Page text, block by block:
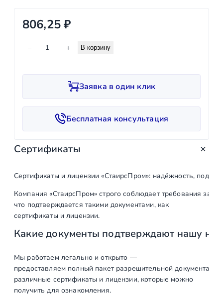
806,25₽
е
в
о
о
а
р
а
Т
у
б
а
п
− + В корзину
Заявка в один клик
Бесплатная консультация
Сертификаты
Сертификаты и лицензии «СтаирсПром»: надёжность,
Компания «СтаирсПром» строго соблюдает требования
что подтверждается такими документами, как
сертификаты и лицензии.
Какие документы подтверждают нашу
Мы работаем легально и открыто —
предоставляем полный пакет разрешительной
различные сертификаты и лицензии, которые можно
получить для ознакомления.